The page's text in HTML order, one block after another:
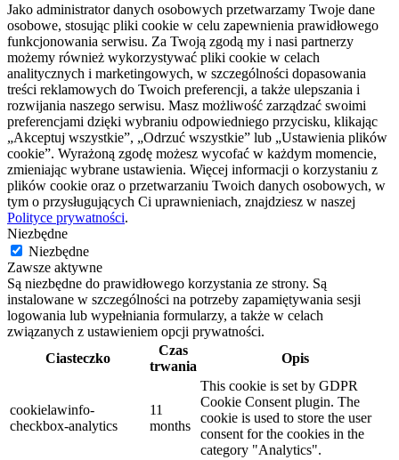
Jako administrator danych osobowych przetwarzamy Twoje dane
osobowe, stosując pliki cookie w celu zapewnienia prawidłowego
funkcjonowania serwisu. Za Twoją zgodą my i nasi partnerzy
możemy również wykorzystywać pliki cookie w celach
analitycznych i marketingowych, w szczególności dopasowania
treści reklamowych do Twoich preferencji, a także ulepszania i
rozwijania naszego serwisu. Masz możliwość zarządzać swoimi
preferencjami dzięki wybraniu odpowiedniego przycisku, klikając
„Akceptuj wszystkie”, „Odrzuć wszystkie” lub „Ustawienia plików
cookie”. Wyrażoną zgodę możesz wycofać w każdym momencie,
zmieniając wybrane ustawienia. Więcej informacji o korzystaniu z
plików cookie oraz o przetwarzaniu Twoich danych osobowych, w
tym o przysługujących Ci uprawnieniach, znajdziesz w naszej
Polityce prywatności.
Niezbędne
Niezbędne
Zawsze aktywne
Są niezbędne do prawidłowego korzystania ze strony. Są
instalowane w szczególności na potrzeby zapamiętywania sesji
logowania lub wypełniania formularzy, a także w celach
związanych z ustawieniem opcji prywatności.
Ciasteczko
Czas
trwania
Opis
cookielawinfo-
checkbox-analytics
11
months
This cookie is set by GDPR
Cookie Consent plugin. The
cookie is used to store the user
consent for the cookies in the
category "Analytics".